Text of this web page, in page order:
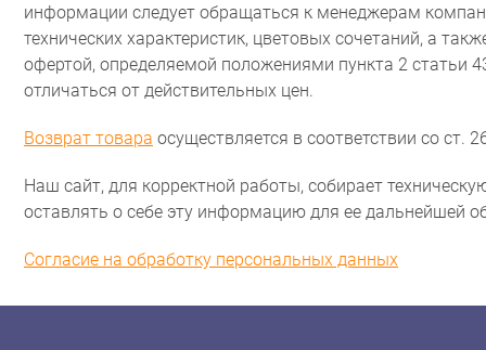
информации следует обращаться к менеджерам
технических характеристик, цветовых сочетаний, а
офертой, определяемой положениями пункта 2 статьи
отличаться от действительных цен.
Возврат товара осуществляется в соответствии со ст.
Наш сайт, для корректной работы, собирает
оставлять о себе эту информацию для ее дальнейшей
Согласие на обработку персональных данных